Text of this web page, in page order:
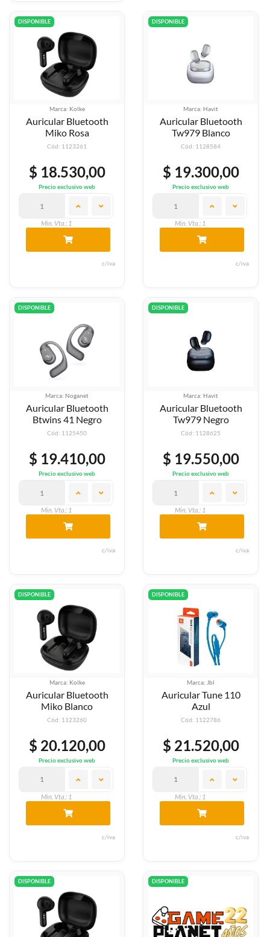
DISPONIBLE
Marca: Kolke
Auricular Bluetooth
Miko Rosa
Cód: 1123261
$ 18.530,00
Precio exclusivo web
Min. Vta.: 1
c/iva
DISPONIBLE
Marca: Havit
Auricular Bluetooth
Tw979 Blanco
Cód: 1128584
$ 19.300,00
Precio exclusivo web
Min. Vta.: 1
c/iva
DISPONIBLE
Marca: Noganet
Auricular Bluetooth
Btwins 41 Negro
Cód: 1125450
$ 19.410,00
Precio exclusivo web
Min. Vta.: 1
c/iva
DISPONIBLE
Marca: Havit
Auricular Bluetooth
Tw979 Negro
Cód: 1128625
$ 19.550,00
Precio exclusivo web
Min. Vta.: 1
c/iva
DISPONIBLE
Marca: Kolke
Auricular Bluetooth
Miko Blanco
Cód: 1123260
$ 20.120,00
Precio exclusivo web
Min. Vta.: 1
c/iva
DISPONIBLE
Marca: Jbl
Auricular Tune 110
Azul
Cód: 1122786
$ 21.520,00
Precio exclusivo web
Min. Vta.: 1
c/iva
DISPONIBLE DISPONIBLE